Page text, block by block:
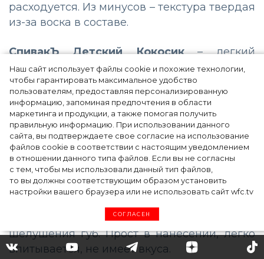
Наш сайт использует файлы cookie и похожие технологии,
чтобы гарантировать максимальное удобство
пользователям, предоставляя персонализированную
информацию, запоминая предпочтения в области
маркетинга и продукции, а также помогая получить
правильную информацию. При использовании данного
сайта, вы подтверждаете свое согласие на использование
файлов cookie в соответствии с настоящим уведомлением
в отношении данного типа файлов. Если вы не согласны
с тем, чтобы мы использовали данный тип файлов,
то вы должны соответствующим образом установить
настройки вашего браузера или не использовать сайт wfc.tv
СОГЛАСЕН
расходуется. Из минусов – текстура твердая
из-за воска в составе.
СпивакЪ Детский Кокосик– легкий
кокосовый бальзам для детских губ.
Приятно пахнет, обладает мягкой
структурой, содержит масло ши, какао,
миндаль и воск. Питает и защищает кожу
зимой и летом, рекомендован для детей
старше года. Из минусов – его сложно
наносить.
Мое солнышко с ароматом ванили–
ванилью, служит средством от сухости и
шелушения губ. Прост в нанесении, легко
впитывается, не имеет вкуса.